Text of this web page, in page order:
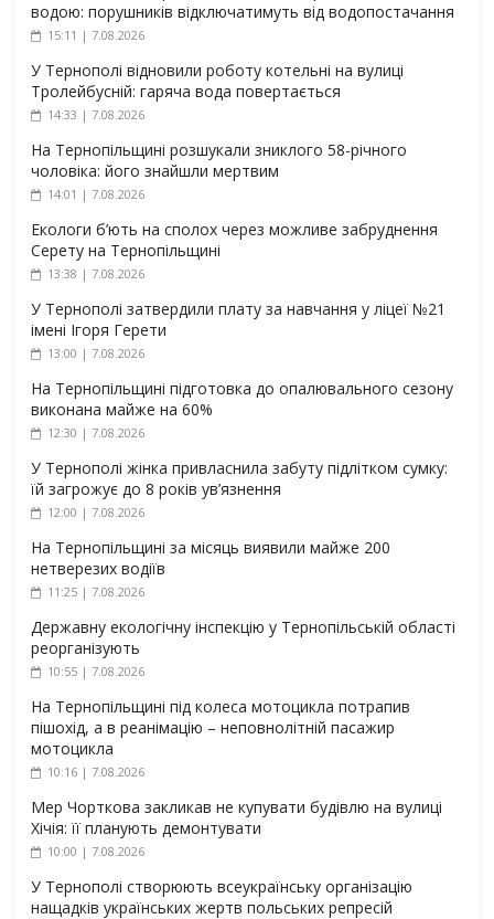
водою: порушників відключатимуть від водопостачання
15:11 | 7.08.2026
У Тернополі відновили роботу котельні на вулиці
Тролейбусній: гаряча вода повертається
14:33 | 7.08.2026
На Тернопільщині розшукали зниклого 58-річного
чоловіка: його знайшли мертвим
14:01 | 7.08.2026
Екологи б’ють на сполох через можливе забруднення
Серету на Тернопільщині
13:38 | 7.08.2026
У Тернополі затвердили плату за навчання у ліцеї №21
імені Ігоря Герети
13:00 | 7.08.2026
На Тернопільщині підготовка до опалювального сезону
виконана майже на 60%
12:30 | 7.08.2026
У Тернополі жінка привласнила забуту підлітком сумку:
їй загрожує до 8 років ув’язнення
12:00 | 7.08.2026
На Тернопільщині за місяць виявили майже 200
нетверезих водіїв
11:25 | 7.08.2026
Державну екологічну інспекцію у Тернопільській області
реорганізують
10:55 | 7.08.2026
На Тернопільщині під колеса мотоцикла потрапив
пішохід, а в реанімацію – неповнолітній пасажир
мотоцикла
10:16 | 7.08.2026
Мер Чорткова закликав не купувати будівлю на вулиці
Хічія: її планують демонтувати
10:00 | 7.08.2026
У Тернополі створюють всеукраїнську організацію
нащадків українських жертв польських репресій